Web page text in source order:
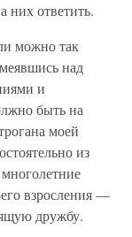
них ответить.
можно так
над
и
быть на
моей
из
взросления —
дружбу.